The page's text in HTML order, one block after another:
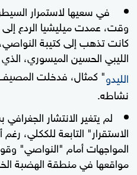
في سعيها لاستمرار
وقت، عمدت ميليشيا الردع إلى
كانت تذهب إلى كتيبة
الليبي الحسين الميسوري،
الليدو" كمثال، فدخلت
نشاطه.
لم يتغير الانتشار
الاستقرار" التابعة للككلي،
المواجهات أمام "النواصي"
مواقعها في منطقة الهضبة